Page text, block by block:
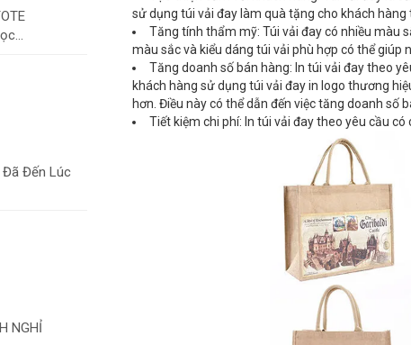
Đã Đến Lúc
NGHỈ
sử dụng túi vải đay làm quà tặng cho khách
Tăng tính thẩm mỹ: Túi vải đay có nhiều màu
màu sắc và kiểu dáng túi vải phù hợp có thể
Tăng doanh số bán hàng: In túi vải đay theo
khách hàng sử dụng túi vải đay in logo thương
hơn. Điều này có thể dẫn đến việc tăng doanh số
Tiết kiệm chi phí: In túi vải đay theo yêu cầu